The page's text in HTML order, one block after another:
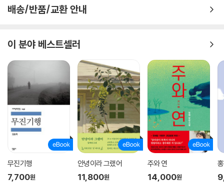
배송/반품/교환 안내
이 분야 베스트셀러
무진기행
7,700원
안녕이라 그랬어
11,800원
주와 연
14,000원